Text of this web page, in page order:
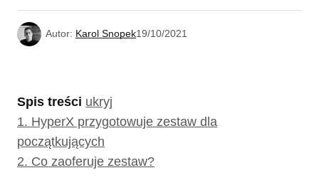
Autor: Karol Snopek19/10/2021
Spis treści ukryj
1. HyperX przygotowuje zestaw dla
początkujących
2. Co zaoferuje zestaw?